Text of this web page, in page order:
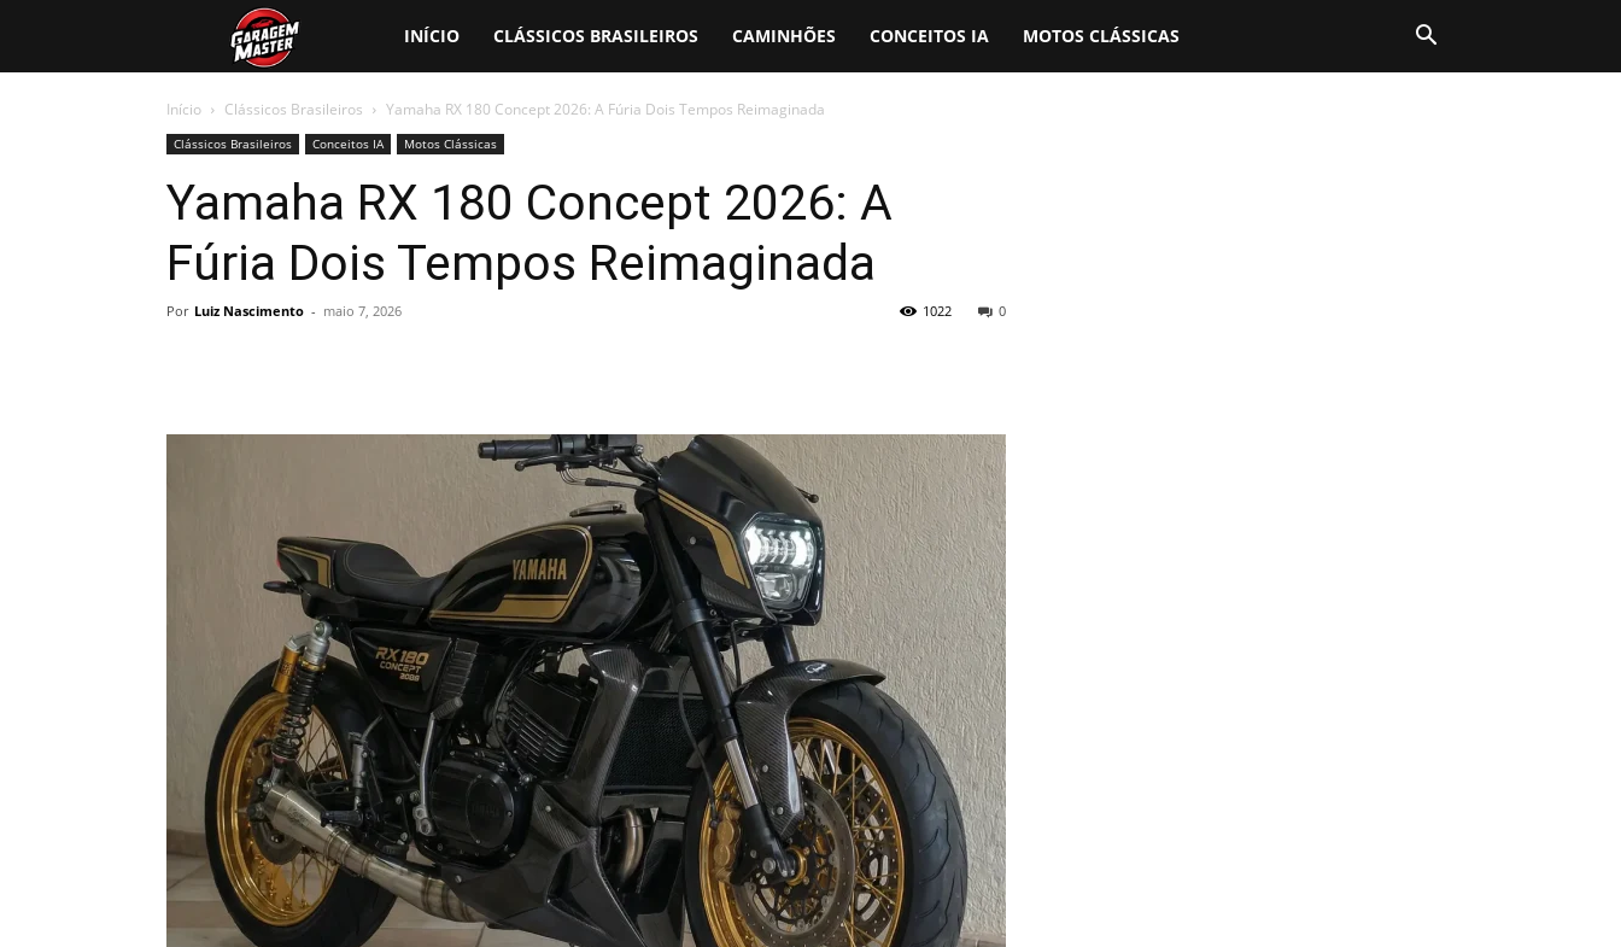
Garagem
Master
INÍCIO CLÁSSICOS BRASILEIROS CAMINHÕES CONCEITOS IA MOTOS CLÁSSICAS
Início Clássicos Brasileiros Yamaha RX 180 Concept 2026: A Fúria Dois Tempos Reimaginada
Clássicos Brasileiros Conceitos IA Motos Clássicas
Yamaha RX 180 Concept 2026: A
Fúria Dois Tempos Reimaginada
Por Luiz Nascimento - maio 7, 2026 0
1022